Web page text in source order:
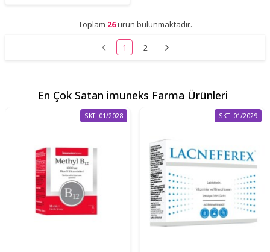
Toplam 26ürün bulunmaktadır.
1 2
En Çok Satan imuneks Farma Ürünleri
SKT: 01/2028 SKT: 01/2029